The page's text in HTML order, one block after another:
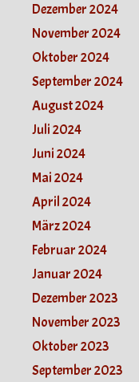
Dezember 2024
November 2024
Oktober 2024
September 2024
August 2024
Juli 2024
Juni 2024
Mai 2024
April 2024
März 2024
Februar 2024
Januar 2024
Dezember 2023
November 2023
Oktober 2023
September 2023